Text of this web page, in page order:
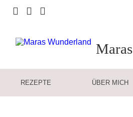
Maras
REZEPTE ÜBER MICH